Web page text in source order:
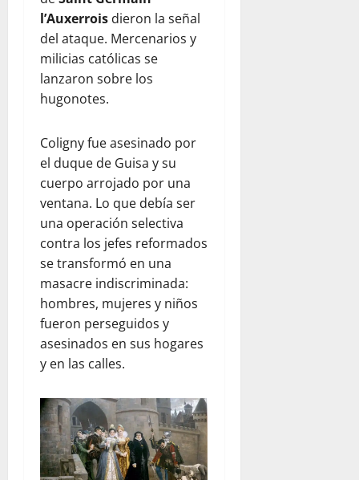
l’Auxerrois dieron la señal
del ataque. Mercenarios y
milicias católicas se
lanzaron sobre los
hugonotes.
Coligny fue asesinado por
el duque de Guisa y su
cuerpo arrojado por una
ventana. Lo que debía ser
una operación selectiva
contra los jefes reformados
se transformó en una
masacre indiscriminada:
hombres, mujeres y niños
fueron perseguidos y
asesinados en sus hogares
y en las calles.